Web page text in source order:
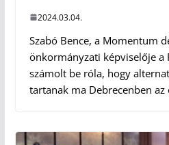
2024.03.04.
Szabó Bence, a Momentum
önkormányzati képviselője a
számolt be róla, hogy
tartanak ma Debrecenben